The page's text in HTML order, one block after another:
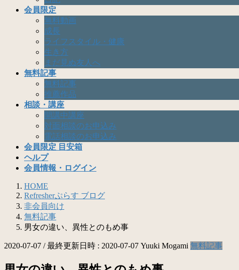
会員限定
無料動画
成長
ライフスタイル・健康
生き方
まだ見ぬ友人へ
無料記事
無料記事
推薦作品
相談・講座
開講中講座
対面相談のお申込み
電話相談のお申込み
会員限定 目安箱
ヘルプ
会員情報・ログイン
HOME
Refresherぷらす ブログ
非会員向け
無料記事
男女の違い、異性とのもめ事
2020-07-07 / 最終更新日時 : 2020-07-07 Yuuki Mogami 無料記事